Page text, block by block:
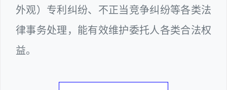
外观）专利纠纷、不正当竞争纠纷等各类法
律事务处理，能有效维护委托人各类合法权
益。